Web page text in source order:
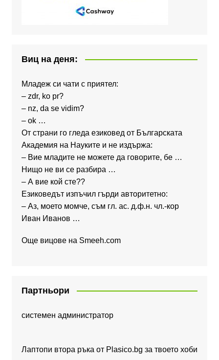
Виц на деня:
Младеж си чати с приятел:
– zdr, ko pr?
– nz, da se vidim?
– ok …
От страни го гледа езиковед от Българската
Академия на Науките и не издържа:
– Вие младите не можете да говорите, бе …
Нищо не ви се разбира …
– А вие кой сте??
Езиковедът изпъчил гърди авторитетно:
– Аз, моето момче, съм гл. ас. д.ф.н. чл.-кор
Иван Иванов …
Още вицове на Smeeh.com
Партньори
системен администратор
Лаптопи втора ръка от Plasico.bg за твоето хоби